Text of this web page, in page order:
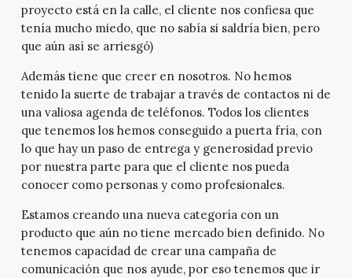
proyecto está en la calle, el cliente nos confiesa que
tenía mucho miedo, que no sabía si saldría bien, pero
que aún así se arriesgó)
Además tiene que creer en nosotros. No hemos
tenido la suerte de trabajar a través de contactos ni de
una valiosa agenda de teléfonos. Todos los clientes
que tenemos los hemos conseguido a puerta fría, con
lo que hay un paso de entrega y generosidad previo
por nuestra parte para que el cliente nos pueda
conocer como personas y como profesionales.
Estamos creando una nueva categoría con un
producto que aún no tiene mercado bien definido. No
tenemos capacidad de crear una campaña de
comunicación que nos ayude, por eso tenemos que ir